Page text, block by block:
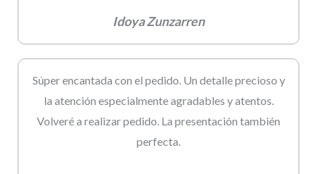
Idoya Zunzarren
Súper encantada con el pedido. Un detalle precioso y
la atención especialmente agradables y atentos.
Volveré a realizar pedido. La presentación también
perfecta.